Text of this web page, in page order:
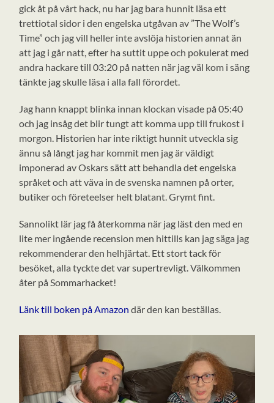
gick åt på vårt hack, nu har jag bara hunnit läsa ett
trettiotal sidor i den engelska utgåvan av ”The Wolf’s
Time” och jag vill heller inte avslöja historien annat än
att jag i går natt, efter ha suttit uppe och pokulerat med
andra hackare till 03:20 på natten när jag väl kom i säng
tänkte jag skulle läsa i alla fall förordet.
Jag hann knappt blinka innan klockan visade på 05:40
och jag insåg det blir tungt att komma upp till frukost i
morgon. Historien har inte riktigt hunnit utveckla sig
ännu så långt jag har kommit men jag är väldigt
imponerad av Oskars sätt att behandla det engelska
språket och att väva in de svenska namnen på orter,
butiker och företeelser helt blatant. Grymt fint.
Sannolikt lär jag få återkomma när jag läst den med en
lite mer ingående recension men hittills kan jag säga jag
rekommenderar den helhjärtat. Ett stort tack för
besöket, alla tyckte det var supertrevligt. Välkommen
åter på Sommarhacket!
Länk till boken på Amazon där den kan beställas.